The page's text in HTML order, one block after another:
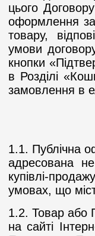
цього
оформлення
товару,
умови
кнопки
в Розділі
замовлення в
1.1. Публічна
адресована
купівлі-
умовах, що
1.2. Товар або
на сайті